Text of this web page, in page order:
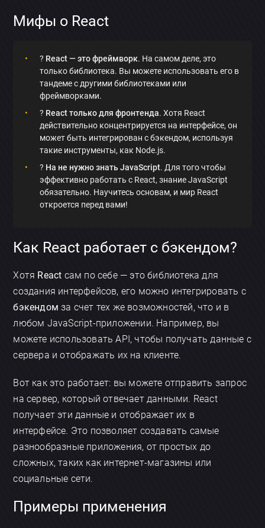
Мифы о React
? React — это фреймворк. На самом деле, это
только библиотека. Вы можете использовать его в
тандеме с другими библиотеками или
фреймворками.
? React только для фронтенда. Хотя React
действительно концентрируется на интерфейсе, он
может быть интегрирован с бэкендом, используя
такие инструменты, как Node.js.
? На не нужно знать JavaScript. Для того чтобы
эффективно работать с React, знание JavaScript
обязательно. Научитесь основам, и мир React
откроется перед вами!
Как React работает с бэкендом?
Хотя React сам по себе — это библиотека для
создания интерфейсов, его можно интегрировать с
бэкендом за счет тех же возможностей, что и в
любом JavaScript-приложении. Например, вы
можете использовать API, чтобы получать данные с
сервера и отображать их на клиенте.
Вот как это работает: вы можете отправить запрос
на сервер, который отвечает данными. React
получает эти данные и отображает их в
интерфейсе. Это позволяет создавать самые
разнообразные приложения, от простых до
сложных, таких как интернет-магазины или
социальные сети.
Примеры применения